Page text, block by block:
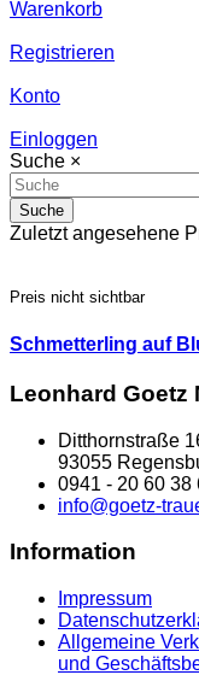
Warenkorb
Registrieren
Konto
Einloggen
Suche ×
Suche
Zuletzt angesehene
Preis nicht sichtbar
Schmetterling auf
Leonhard Goetz
Ditthornstraße
93055
0941 - 20 60 38
info@goetz-
Information
Impressum
Allgemeine
und